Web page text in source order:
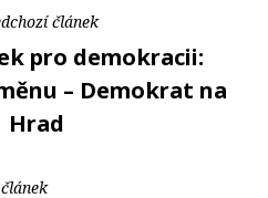
článek
pro demokracii:
– Demokrat na
Hrad